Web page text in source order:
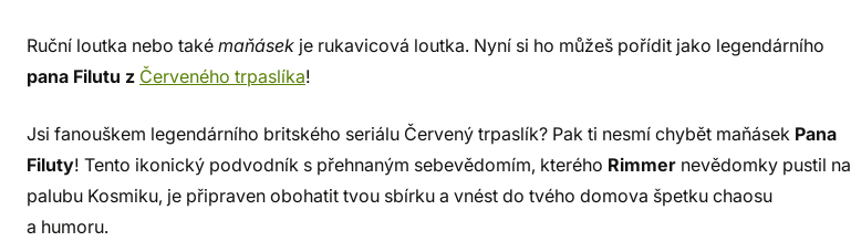
Ruční loutka nebo také maňásek je rukavicová loutka. Nyní si ho můžeš pořídit jako legendárního
pana Filutu z Červeného trpaslíka!
Jsi fanouškem legendárního britského seriálu Červený trpaslík? Pak ti nesmí chybět maňásek Pana
Filuty! Tento ikonický podvodník s přehnaným sebevědomím, kterého Rimmer nevědomky pustil na
palubu Kosmiku, je připraven obohatit tvou sbírku a vnést do tvého domova špetku chaosu
a humoru.